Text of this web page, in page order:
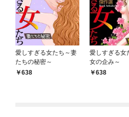
愛しすぎる女たち～妻
たちの秘密～
638
愛しすぎる女
女の企み～
638